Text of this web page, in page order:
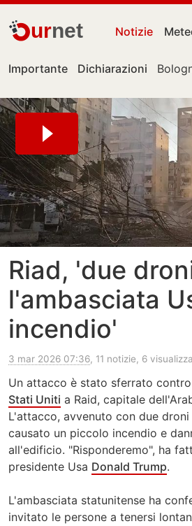
urnet Notizie
Importante Dichiarazioni
Riad, 'due
l'ambasciata
incendio'
3 mar 2026 07:36, 11 notizie, 6
Un attacco è stato sferrato
Stati Uniti a Raid, capitale
L'attacco, avvenuto con due
causato un piccolo incendio e
all'edificio. "Risponderemo", ha
presidente Usa Donald Trump.
L'ambasciata statunitense ha
invitato le persone a tenersi